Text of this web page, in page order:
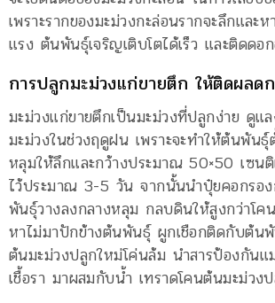
เพราะรากของมะม่วงกะล่อนรากจะลึกและ
แรง ต้นพันธุ์เจริญเติบโตได้เร็ว และติดดอ
การปลูกมะม่วงแก่ขายตึก ให้ติดผลดก
มะม่วงแก่ขายตึกเป็นมะม่วงที่ปลูกง่าย ดูแ
มะม่วงในช่วงฤดูฝน เพราะจะทำให้ต้นพันธุ์
หลุมให้ลึกและกว้างประมาณ 50×50 เซน
ไว้ประมาณ 3-5 วัน จากนั้นนำปุ๋ยคอกรอ
พันธุ์วางลงกลางหลุม กลบดินให้สูงกว่าโค
หาไม่มาปักข้างต้นพันธุ์ ผูกเชือกติดกับต้น
ต้นมะม่วงปลูกใหม่โค่นล้ม นำสารป้องกัน
เชื้อรา มาผสมกับน้ำ เทราดโคนต้นมะม่วง